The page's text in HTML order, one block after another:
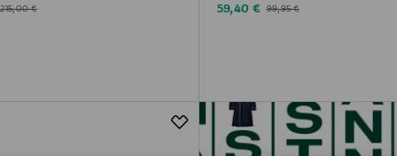
Price
Original Price
215,00 €
Discounted Price
59,40 € Original Price
99,95 €